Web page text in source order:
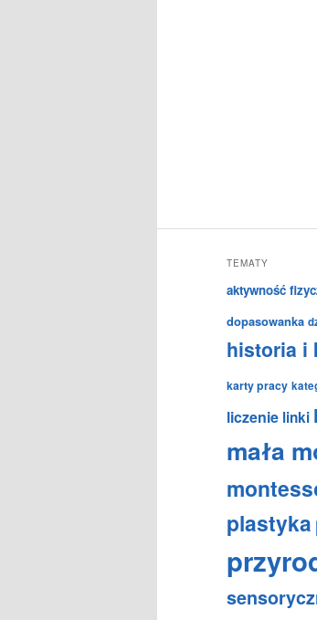
TEMATY
aktywność
dopasowanka
historia i
karty pracy
liczenie linki
mała
plastyka